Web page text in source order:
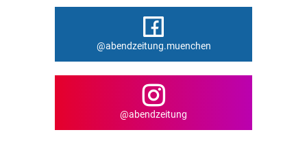
@abendzeitung.muenchen
@abendzeitung